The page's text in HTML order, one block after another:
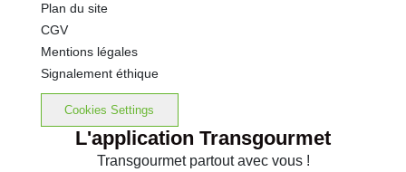
Plan du site
CGV
Mentions légales
Signalement éthique
Cookies Settings
L'application Transgourmet
Transgourmet partout avec vous !